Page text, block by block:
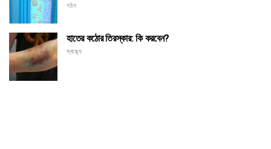
গঠন
হাতের কঠোর তিরস্কার: কি করবেন?
স্বাস্থ্য